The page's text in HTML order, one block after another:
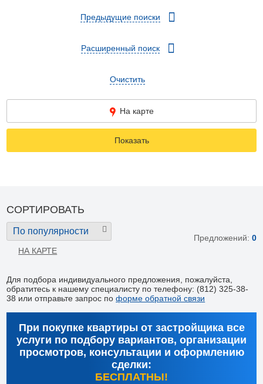
Предыдущие поиски
Расширенный поиск
Очистить
На карте
Показать
СОРТИРОВАТЬ
По популярности
НА КАРТЕ
Предложений: 0
Для подбора индивидуального предложения, пожалуйста,
обратитесь к нашему специалисту по телефону: (812) 325-38-
38 или отправьте запрос поформе обратной связи
При покупке квартиры от застройщика все
услуги по подбору вариантов, организации
просмотров, консультации и оформлению
сделки:
БЕСПЛАТНЫ!